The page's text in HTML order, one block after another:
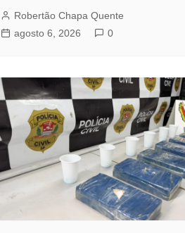
Robertão Chapa Quente
agosto 6, 2026
0